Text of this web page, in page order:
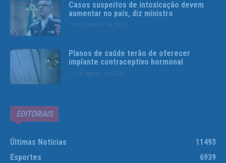
Casos suspeitos de intoxicação devem
aumentar no país, diz ministro
1 de outubro de 2025
Planos de saúde terão de oferecer
implante contraceptivo hormonal
13 de agosto de 2025
EDITORIAIS
Últimas Notícias
11493
Esportes
6939